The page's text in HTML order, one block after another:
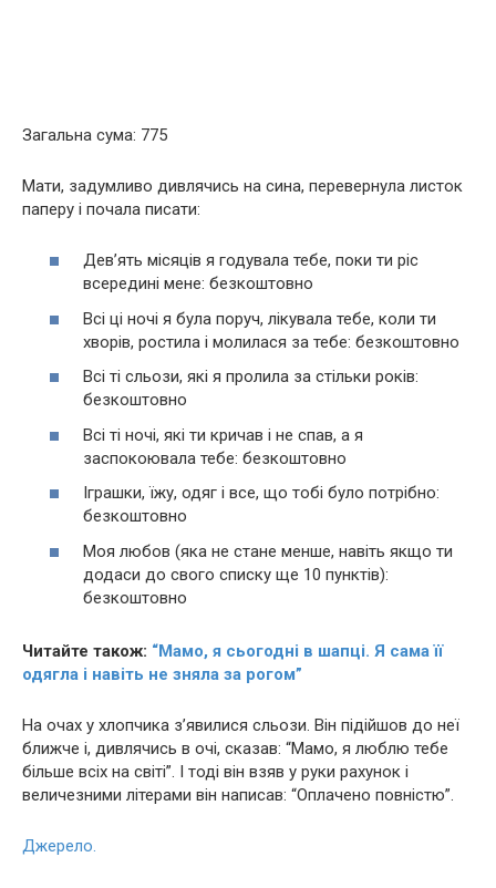
Загальна сума: 775
Мати, задумливо дивлячись на сина, перевернула листок
паперу і почала писати:
Дев’ять місяців я годувала тебе, поки ти ріс
всередині мене: безкоштовно
Всі ці ночі я була поруч, лікувала тебе, коли ти
хворів, ростила і молилася за тебе: безкоштовно
Всі ті сльози, які я пролила за стільки років:
безкоштовно
Всі ті ночі, які ти кричав і не спав, а я
заспокоювала тебе: безкоштовно
Іграшки, їжу, одяг і все, що тобі було потрібно:
безкоштовно
Моя любов (яка не стане менше, навіть якщо ти
додаси до свого списку ще 10 пунктів):
безкоштовно
Читайте також: “Мамо, я сьогодні в шапці. Я сама її
одягла i навіть не зняла за рогом”
На очах у хлопчика з’явилися сльози. Він підійшов до неї
ближче і, дивлячись в очі, сказав: “Мамо, я люблю тебе
більше всіх на світі”. І тоді він взяв у руки рахунок і
величезними літерами він написав: “Оплачено повністю”.
Джерело.